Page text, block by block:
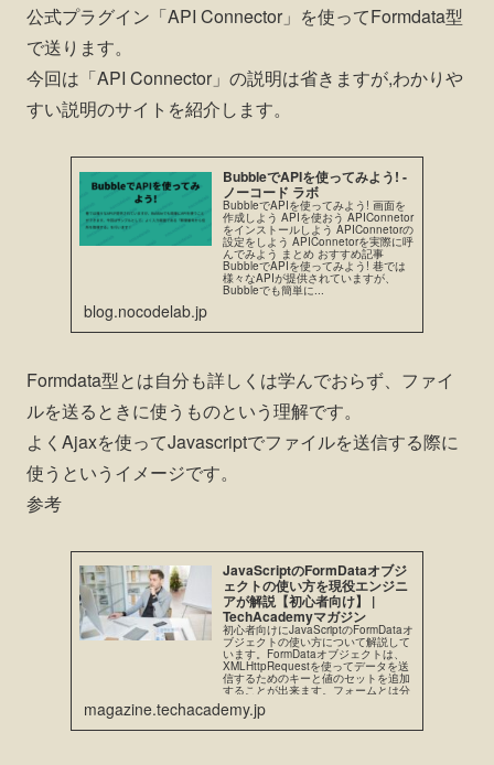
公式プラグイン「API Connector」を使ってFormdata型
で送ります。
今回は「API Connector」の説明は省きますが,わかりや
すい説明のサイトを紹介します。
BubbleでAPIを使ってみよう! -
ノーコード ラボ
BubbleでAPIを使ってみよう! 画面を
作成しよう APIを使おう APIConnetor
をインストールしよう APIConnetorの
設定をしよう APIConnetorを実際に呼
んでみよう まとめ おすすめ記事
BubbleでAPIを使ってみよう! 巷では
様々なAPIが提供されていますが、
Bubbleでも簡単に...
blog.nocodelab.jp
Formdata型とは自分も詳しくは学んでおらず、ファイ
ルを送るときに使うものという理解です。
よくAjaxを使ってJavascriptでファイルを送信する際に
使うというイメージです。
参考
JavaScriptのFormDataオブジ
ェクトの使い方を現役エンジニ
アが解説【初心者向け】 |
TechAcademyマガジン
初心者向けにJavaScriptのFormDataオ
ブジェクトの使い方について解説して
います。FormDataオブジェクトは、
XMLHttpRequestを使ってデータを送
信するためのキーと値のセットを追加
することが出来ます。フォームとは分
離して使うことが出来ます。
magazine.techacademy.jp